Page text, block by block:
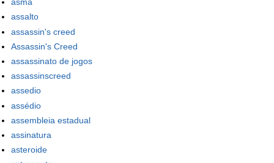
asma
assalto
assassin's creed
Assassin's Creed
assassinato de jogos
assassinscreed
assedio
assédio
assembleia estadual
assinatura
asteroide